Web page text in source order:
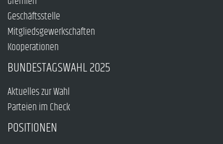
Geschäftsstelle
Mitgliedsgewerkschaften
Kooperationen
BUNDESTAGSWAHL 2025
Aktuelles zur Wahl
Parteien im Check
POSITIONEN